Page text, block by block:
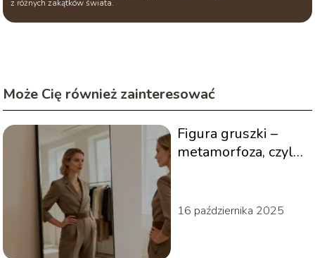
z różnych zakątków świata.
Może Cię również zainteresować
Figura gruszki –
metamorfoza, czyli
16 października 2025